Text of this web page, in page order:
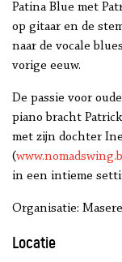
Patina Blue met
op gitaar en de
naar de vocale
vorige eeuw.
De passie voor
piano bracht
met zijn dochter
(
in een intieme
Organisatie:
Locatie